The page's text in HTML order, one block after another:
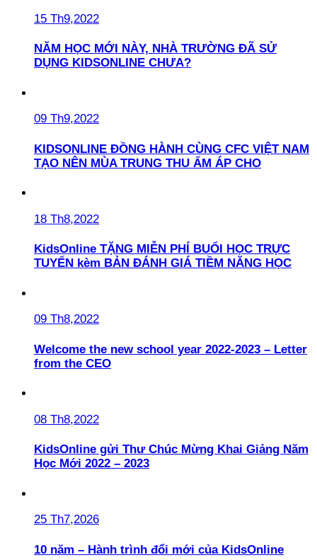
15 Th9,2022
NĂM HỌC MỚI NÀY, NHÀ TRƯỜNG ĐÃ SỬ
DỤNG KIDSONLINE CHƯA?
09 Th9,2022
KIDSONLINE ĐỒNG HÀNH CÙNG CFC VIỆT NAM
TẠO NÊN MÙA TRUNG THU ẤM ÁP CHO
18 Th8,2022
KidsOnline TẶNG MIỄN PHÍ BUỔI HỌC TRỰC
TUYẾN kèm BẢN ĐÁNH GIÁ TIỀM NĂNG HỌC
09 Th8,2022
Welcome the new school year 2022-2023 – Letter
from the CEO
08 Th8,2022
KidsOnline gửi Thư Chúc Mừng Khai Giảng Năm
Học Mới 2022 – 2023
25 Th7,2026
10 năm – Hành trình đổi mới của KidsOnline